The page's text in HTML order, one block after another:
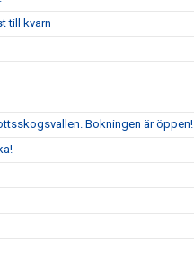
till kvarn
Bokningen är öppen!